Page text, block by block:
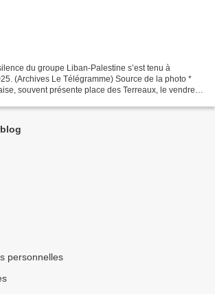
du groupe Liban-Palestine s’est tenu à
(Archives Le Télégramme) Source de la photo *
souvent présente place des Terreaux, le vendredi
personnelles